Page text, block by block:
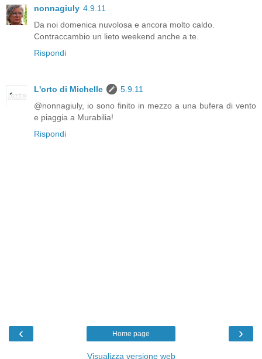
nonnagiuly 4.9.11
Da noi domenica nuvolosa e ancora molto caldo.
Contraccambio un lieto weekend anche a te.
Rispondi
L'orto di Michelle
5.9.11
@nonnagiuly, io sono finito in mezzo a una bufera di vento
e piaggia a Murabilia!
Rispondi
‹ ›
Home page
Visualizza versione web